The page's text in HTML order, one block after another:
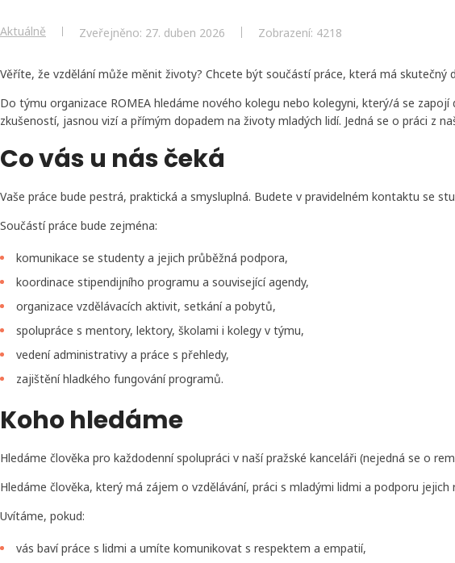
Aktuálně Zveřejněno: 27. duben 2026 Zobrazení: 4218
Věříte, že vzdělání může měnit životy? Chcete být součástí práce, která má skutečný
Do týmu organizace ROMEA hledáme nového kolegu nebo kolegyni, který/á se
zkušeností, jasnou vizí a přímým dopadem na životy mladých lidí. Jedná se o práci z
Co vás u nás čeká
Vaše práce bude pestrá, praktická a smysluplná. Budete v pravidelném kontaktu se
Součástí práce bude zejména:
komunikace se studenty a jejich průběžná podpora,
koordinace stipendijního programu a související agendy,
organizace vzdělávacích aktivit, setkání a pobytů,
spolupráce s mentory, lektory, školami i kolegy v týmu,
vedení administrativy a práce s přehledy,
zajištění hladkého fungování programů.
Koho hledáme
Hledáme člověka pro každodenní spolupráci v naší pražské kanceláři (nejedná se o
Hledáme člověka, který má zájem o vzdělávání, práci s mladými lidmi a podporu jejich
Uvítáme, pokud:
vás baví práce s lidmi a umíte komunikovat s respektem a empatií,